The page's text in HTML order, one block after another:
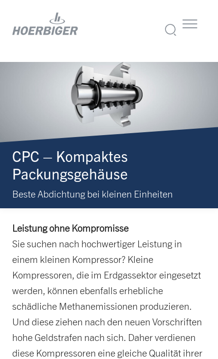
CPC – Kompaktes
Packungsgehäuse
Beste Abdichtung bei kleinen Einheiten
Leistung ohne Kompromisse
Sie suchen nach hochwertiger Leistung in
einem kleinen Kompressor? Kleine
Kompressoren, die im Erdgassektor eingesetzt
werden, können ebenfalls erhebliche
schädliche Methanemissionen produzieren.
Und diese ziehen nach den neuen Vorschriften
hohe Geldstrafen nach sich. Daher verdienen
diese Kompressoren eine gleiche Qualität ihrer